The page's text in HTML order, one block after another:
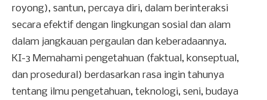
royong), santun, percaya diri, dalam berinteraksi
secara efektif dengan lingkungan sosial dan alam
dalam jangkauan pergaulan dan keberadaannya.
KI-3 Memahami pengetahuan (faktual, konseptual,
dan prosedural) berdasarkan rasa ingin tahunya
tentang ilmu pengetahuan, teknologi, seni, budaya